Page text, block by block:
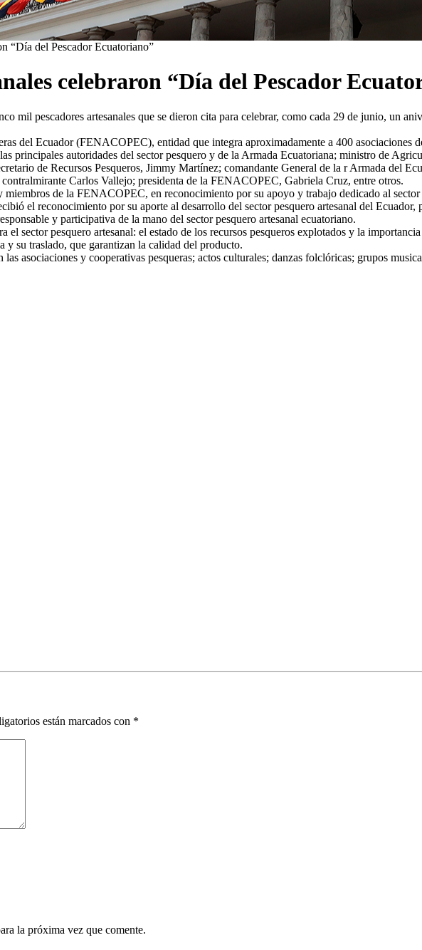
“Día del Pescador Ecuatoriano”
celebraron “Día del Pescador
pescadores artesanales que se dieron cita para celebrar, como cada 29 de junio, un
del Ecuador (FENACOPEC), entidad que integra aproximadamente a 400 asociaciones
principales autoridades del sector pesquero y de la Armada Ecuatoriana; ministro de
de Recursos Pesqueros, Jimmy Martínez; comandante General de la r Armada del
Carlos Vallejo; presidenta de la FENACOPEC, Gabriela Cruz, entre otros.
miembros de la FENACOPEC, en reconocimiento por su apoyo y trabajo dedicado al sector
el reconocimiento por su aporte al desarrollo del sector pesquero artesanal del
y participativa de la mano del sector pesquero artesanal ecuatoriano.
el sector pesquero artesanal: el estado de los recursos pesqueros explotados y la
y su traslado, que garantizan la calidad del producto.
asociaciones y cooperativas pesqueras; actos culturales; danzas folclóricas; grupos
están marcados con *
la próxima vez que comente.